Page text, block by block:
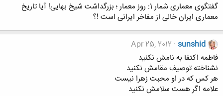
گفتگوی معماری شمار 1: روز معمار ؛ بزرگداشت شیخ بهایی! آیا تاریخ
معماری ایران خالی از مفاخر ایرانی است !؟
sunshid
Apr 25, 2012
فاطمه اكتفا به نامش نكنيد
نشناخته توصيف مقامش نكنيد
هر كس که در او محبت زهرا نيست
علامه اگر هست سلامش نكنيد